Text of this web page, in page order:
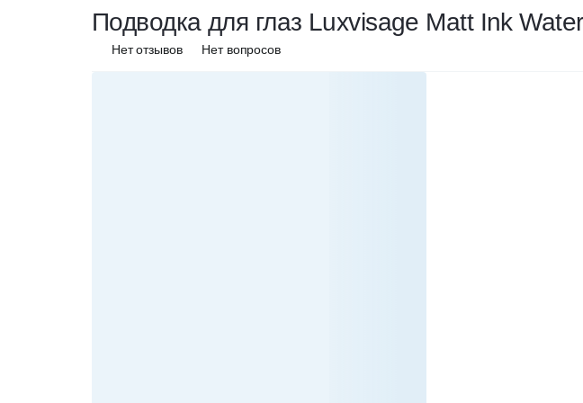
Подводка для глаз Luxvisage Matt Ink
Нет отзывов Нет вопросов